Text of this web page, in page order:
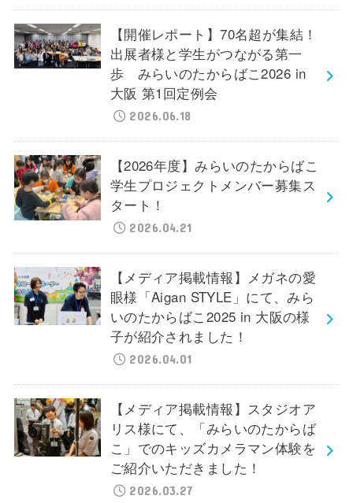
【開催レポート】70名超が集結！
出展者様と学生がつながる第一
歩 みらいのたからばこ2026 in
大阪 第1回定例会
2026.06.18
【2026年度】みらいのたからばこ
学生プロジェクトメンバー募集ス
タート！
2026.04.21
【メディア掲載情報】メガネの愛
眼様「Aigan STYLE」にて、みら
いのたからばこ2025 in 大阪の様
子が紹介されました！
2026.04.01
【メディア掲載情報】スタジオア
リス様にて、「みらいのたからば
こ」でのキッズカメラマン体験を
ご紹介いただきました！
2026.03.27